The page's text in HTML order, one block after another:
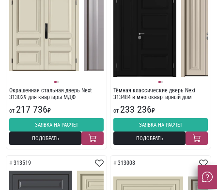
Окрашенная стальная дверь Next
313029 для квартиры МДФ
от 217 736₽
ЗАЯВКА НА РАСЧЕТ
ПОДОБРАТЬ
Тёмная классические дверь Next
313484 в многоквартирный дом
от 233 236₽
ЗАЯВКА НА РАСЧЕТ
ПОДОБРАТЬ
313519 313008